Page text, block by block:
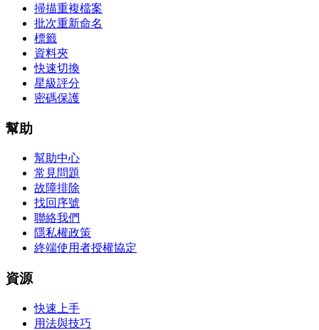
掃描重複檔案
批次重新命名
標籤
資料夾
快速切換
星級評分
密碼保護
幫助
幫助中心
常見問題
故障排除
找回序號
聯絡我們
隱私權政策
終端使用者授權協定
資源
快速上手
用法與技巧